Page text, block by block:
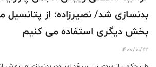
بدنسازی شد/ نصیرزاده: از
بخش دیگری استفاده می کنیم
1400/01/22